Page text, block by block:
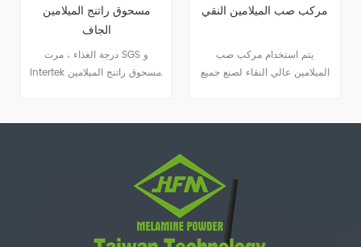
مسحوق راتنج الميلامين
الجاف
درجة الغذاء ، مرت SGS و
Intertek مسحوق راتنج الميلامين.
مركب صب الميلامين النقي
يتم استخدام مركب صب
الميلامين عالي النقاء لصنع جميع